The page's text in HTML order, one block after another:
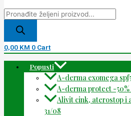
0,00 KM 0 Cart
Popusti
A-derma exomega
A-derma protect -50%
Alivit cink, aterostop i
31/08